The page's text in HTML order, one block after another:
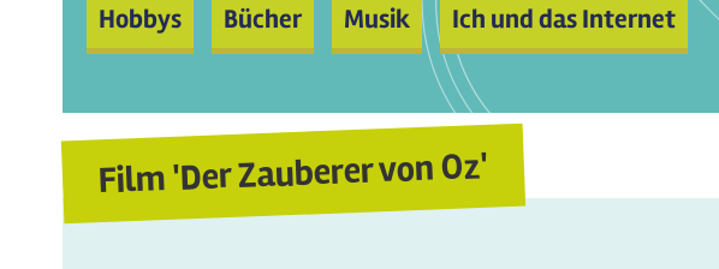
Hobbys Bücher Musik Ich und das Internet
Film 'Der Zauberer von Oz'